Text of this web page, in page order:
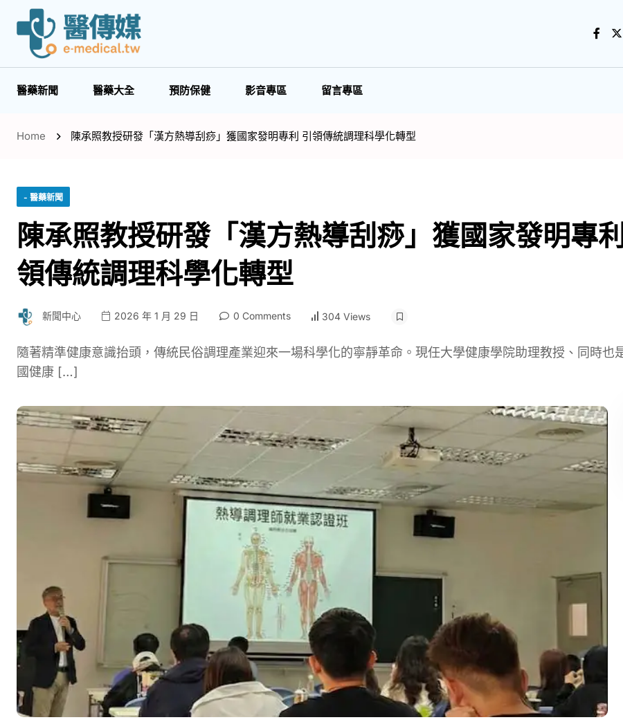
醫藥新聞 醫藥大全 預防保健 影音專區 留言專區
Home 陳承照教授研發「漢方熱導刮痧」獲國家發明專利 引領傳統調理科學化轉型
- 醫藥新聞
陳承照教授研發「漢方熱導刮痧」獲國家發明專利
領傳統調理科學化轉型
新聞中心 2026 年 1 月 29 日 0 Comments 304 Views
隨著精準健康意識抬頭，傳統民俗調理產業迎來一場科學化的寧靜革命。現任大學健康學院助理教授、同時也
國健康 […]